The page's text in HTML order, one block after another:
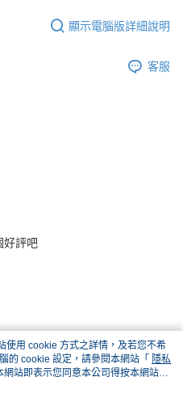
顯示電腦版詳細說明
客服
好評吧
使用 cookie 方式之詳情，及若您不希
的 cookie 設定，請參閱本網站「 隱私
站即表示您同意本公司得按本網站使